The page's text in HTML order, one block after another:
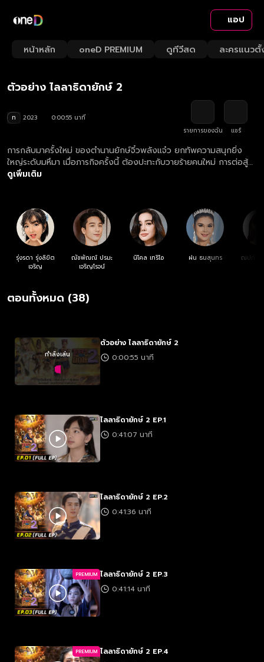
แอป
หน้าหลัก oneD PREMIUM ดูทีวีสด ละครแนวตั้
Loaded:
74.88%
Rate
ตัวอย่าง ไลลาธิดายักษ์ 2
ท 2023
0:00:55 นาที
รายการของฉัน
แชร์
การกลับมาครั้งใหม่ ของตำนานยักษ์จิ๋วพลังแจ๋ว ยกทัพความสนุกยิ่ง
ใหญ่ระดับมหึมา เมื่อภารกิจครั้งนี้ ต้องปะทะกับวายร้ายคนใหม่ การต่อสู้ที่
ต้องปกป้องทั้งโลกมนุษย์และโลกยักษ์จึงเริ่มขึ้น!
ดูเพิ่มเติม
รุ่งรดา รุ่งลิขิต
เจริญ
ณัชพัณณ์ ปรมะ
เจริญโรจน์
นิโคล เทริโอ ฝน ธนสุนทร ณปภัช
ตอนทั้งหมด (38)
กำลังเล่น
ตัวอย่าง ไลลาธิดายักษ์ 2
0:00:55 นาที
ไลลาธิดายักษ์ 2 EP.1
0:41:07 นาที
ไลลาธิดายักษ์ 2 EP.2
0:41:36 นาที
PREMIUM ไลลาธิดายักษ์ 2 EP.3
0:41:14 นาที
PREMIUM ไลลาธิดายักษ์ 2 EP.4